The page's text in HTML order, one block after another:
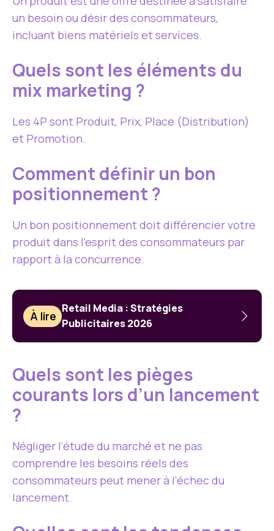
un besoin ou désir des consommateurs,
incluant biens matériels et services.
Quels sont les éléments du
mix marketing ?
Les 4P sont Produit, Prix, Place (Distribution)
et Promotion.
Comment définir un bon
positionnement ?
Un bon positionnement doit différencier votre
produit dans l’esprit des consommateurs par
rapport à la concurrence.
À lire
Retail Media : Stratégies
Publicitaires 2026
Quels sont les pièges
courants lors d’un lancement
?
Négliger l’étude du marché et ne pas
comprendre les besoins réels des
consommateurs peut mener à l’échec du
lancement.